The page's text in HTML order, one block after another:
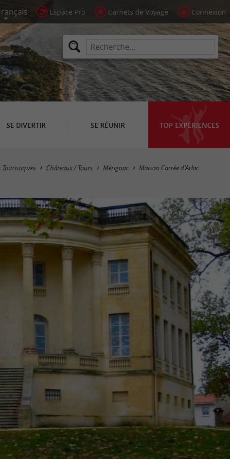
Espace Pro Carnets de Voyage Connexion
SE DIVERTIR SE RÉUNIR TOP EXPÉRIENCES
Touristiques Châteaux / Tours Mérignac Maison Carrée d'Arlac